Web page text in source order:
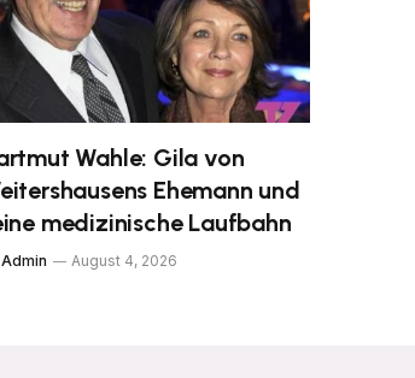
Wahle: Gila von
Ehemann und
medizinische Laufbahn
Admin August 4, 2026